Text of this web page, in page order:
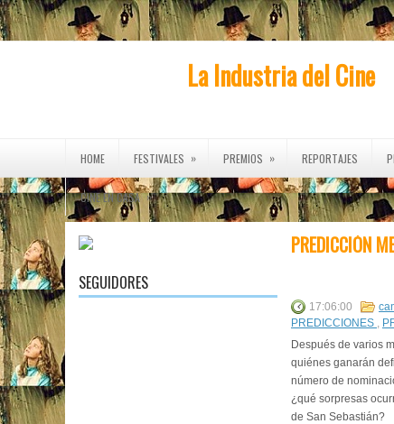
La Industria del Cine
HOME FESTIVALES » PREMIOS » REPORTAJES
CINE EN CASA »
SEGUIDORES
PREDICCIÓN
17:06:00
PREDICCIONES ,
Después de varios
quiénes ganarán
número de
¿qué sorpresas
de San Sebastián?